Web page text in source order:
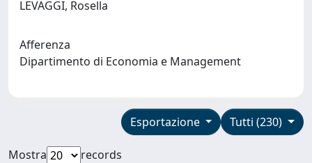
LEVAGGI, Rosella
Afferenza
Dipartimento di Economia e Management
Tutti (230)
Esportazione
Mostra
records